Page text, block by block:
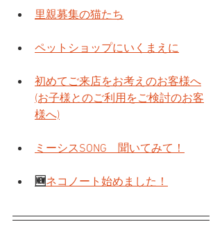
里親募集の猫たち
ペットショップにいくまえに
初めてご来店をお考えのお客様へ
(お子様とのご利用をご検討のお客
様へ)
ミーシスSONG　聞いてみて！
🆕ネコノート始めました！